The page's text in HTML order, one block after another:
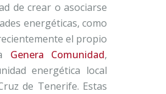
de crear o asociarse
energéticas, como
el propio
Genera Comunidad,
energética local
de Tenerife. Estas